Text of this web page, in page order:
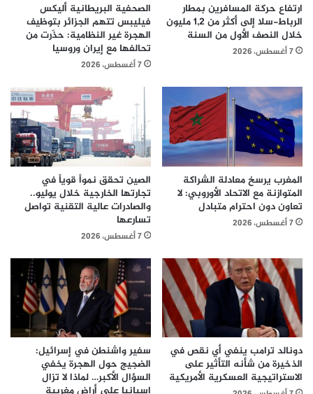
ارتفاع حركة المسافرين بمطار
الرباط-سلا إلى أكثر من 1,2 مليون
خلال النصف الأول من السنة
7 أغسطس، 2026
الصحفية البريطانية أليكس
فيليبس تتهم الجزائر بتوظيف
الهجرة غير النظامية: حذّرت من
تحالفها مع إيران وروسيا
7 أغسطس، 2026
المغرب يرسخ معادلة الشراكة
المتوازنة مع الاتحاد الأوروبي: لا
تعاون دون احترام متبادل
7 أغسطس، 2026
الصين تحقق نمواً قوياً في
تجارتها الخارجية خلال يوليو..
والصادرات عالية التقنية تواصل
تسارعها
7 أغسطس، 2026
دونالد ترامب ينفي أي نقص في
الذخيرة من شأنه التأثير على
الاستراتيجية العسكرية الأمريكية
سفير واشنطن في إسرائيل:
الضجيج حول الهجرة يخفي
السؤال الأكبر… لماذا لا تزال